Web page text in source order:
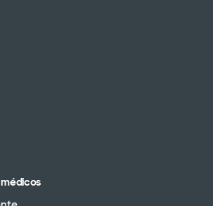
médicos